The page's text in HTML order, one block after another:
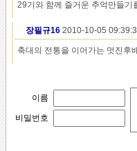
29기와 함께 즐거운 추억만들기
장필규16 2010-10-05
축대의 전통을 이어가는 멋진후
이름
비밀번호